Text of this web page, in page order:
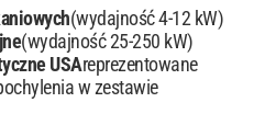
(wydajność 4-12 kW)
(wydajność 25-250 kW)
USAreprezentowane
w zestawie